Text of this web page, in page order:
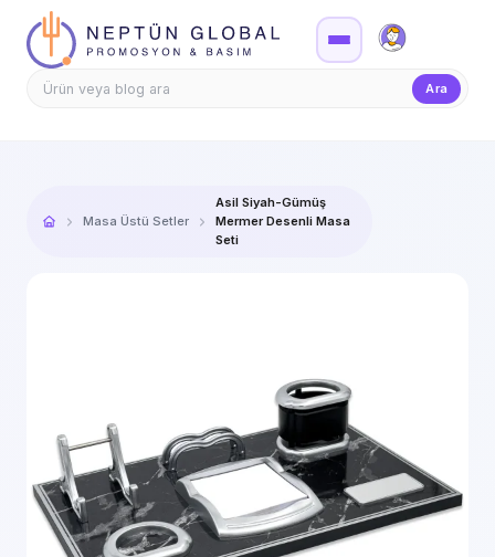
Firma Girişi
Ara
Masa Üstü Setler
Asil Siyah-Gümüş
Mermer Desenli Masa
Seti